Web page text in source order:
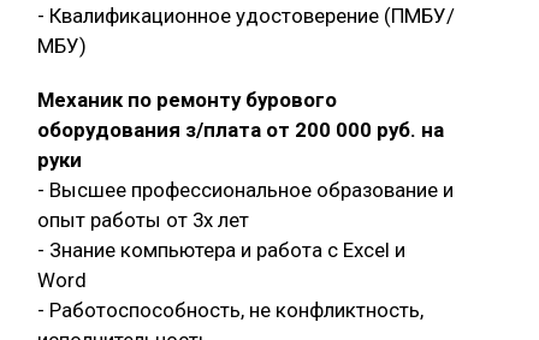
- Квалификационное удостоверение (ПМБУ/
МБУ)
Механик по ремонту бурового
оборудования з/плата от 200 000 руб. на
руки
- Высшее профессиональное образование и
опыт работы от 3х лет
- Знание компьютера и работа с Exсel и
Word
- Работоспособность, не конфликтность,